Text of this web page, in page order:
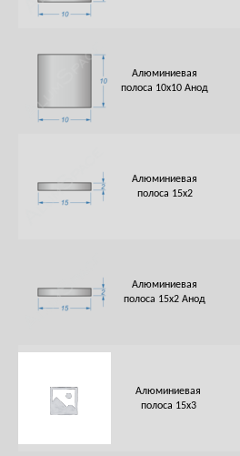
Алюминиевая
полоса 10х10 Анод
Алюминиевая
полоса 15х2
Алюминиевая
полоса 15х2 Анод
Алюминиевая
полоса 15х3